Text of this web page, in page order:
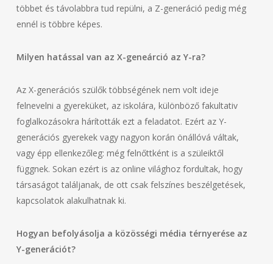
többet és távolabbra tud repülni, a Z-generáció pedig még
ennél is többre képes.
Milyen hatással van az X-geneárció az Y-ra?
Az X-generációs szülők többségének nem volt ideje
felnevelni a gyereküket, az iskolára, különböző fakultativ
foglalkozásokra hárították ezt a feladatot. Ezért az Y-
generációs gyerekek vagy nagyon korán önállóvá váltak,
vagy épp ellenkezőleg: még felnőttként is a szüleiktől
függnek. Sokan ezért is az online világhoz fordultak, hogy
társaságot találjanak, de ott csak felszínes beszélgetések,
kapcsolatok alakulhatnak ki.
Hogyan befolyásolja a közösségi média térnyerése az
Y-generációt?